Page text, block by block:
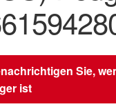
Sie,
ist